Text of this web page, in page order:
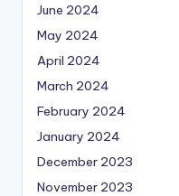
June 2024
May 2024
April 2024
March 2024
February 2024
January 2024
December 2023
November 2023